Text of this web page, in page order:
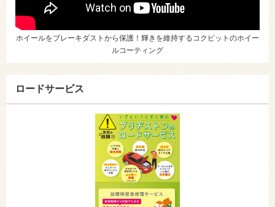
ホイールをブレーキダストから保護！輝きを維持するコクピットのホイー
ルコーティング
ロードサービス